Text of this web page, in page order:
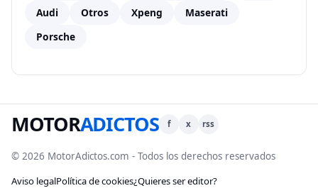
Audi
Otros Xpeng
Maserati
Porsche
MOTORADICTOS f x rss
© 2026 MotorAdictos.com - Todos los derechos reservados
Aviso legalPolítica de cookies¿Quieres ser editor?